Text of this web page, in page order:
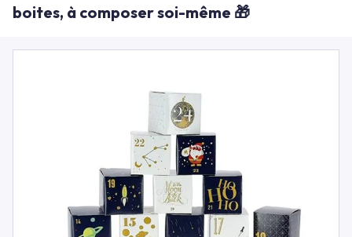
boites, à composer soi-même 🎁